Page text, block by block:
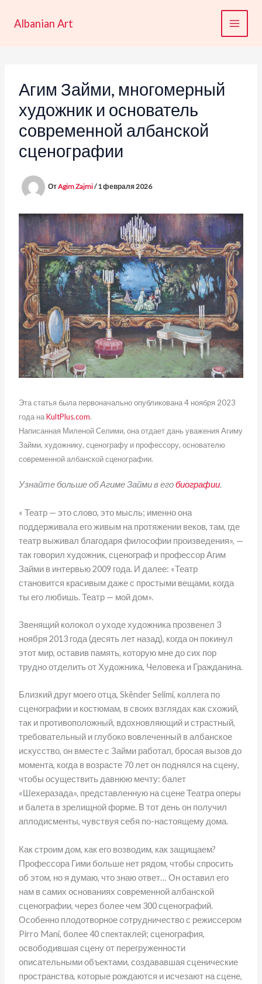
Albanian Art
Агим Займи, многомерный
художник и основатель
современной албанской
сценографии
ОтAgim Zajmi/1 февраля 2026
Эта статья была первоначально опубликована 4 ноября 2023
года наKultPlus.com.
Написанная Миленой Селими, она отдает дань уважения Агиму
Займи, художнику, сценографу и профессору, основателю
современной албанской сценографии.
Узнайте больше об Агиме Займи в егобиографии.
« Театр — это слово, это мысль; именно она
поддерживала его живым на протяжении веков, там, где
театр выживал благодаря философии произведения», —
так говорил художник, сценограф и профессор Агим
Займи в интервью 2009 года. И далее: «Театр
становится красивым даже с простыми вещами, когда
ты его любишь. Театр — мой дом».
Звенящий колокол о уходе художника прозвенел 3
ноября 2013 года (десять лет назад), когда он покинул
этот мир, оставив память, которую мне до сих пор
трудно отделить от Художника, Человека и Гражданина.
Близкий друг моего отца, Skënder Selimi, коллега по
сценографии и костюмам, в своих взглядах как схожий,
так и противоположный, вдохновляющий и страстный,
требовательный и глубоко вовлеченный в албанское
искусство, он вместе с Займи работал, бросая вызов до
момента, когда в возрасте 70 лет он поднялся на сцену,
чтобы осуществить давнюю мечту: балет
«Шехеразада», представленную на сцене Театра оперы
и балета в зрелищной форме. В тот день он получил
аплодисменты, чувствуя себя по-настоящему дома.
Как строим дом, как его возводим, как защищаем?
Профессора Гими больше нет рядом, чтобы спросить
об этом, но я думаю, что знаю ответ… Он оставил его
нам в самих основаниях современной албанской
сценографии, через более чем 300 сценографий.
Особенно плодотворное сотрудничество с режиссером
Pirro Mani, более 40 спектаклей; сценография,
освободившая сцену от перегруженности
описательными объектами, создававшая сценические
пространства, которые рождаются и исчезают на сцене,